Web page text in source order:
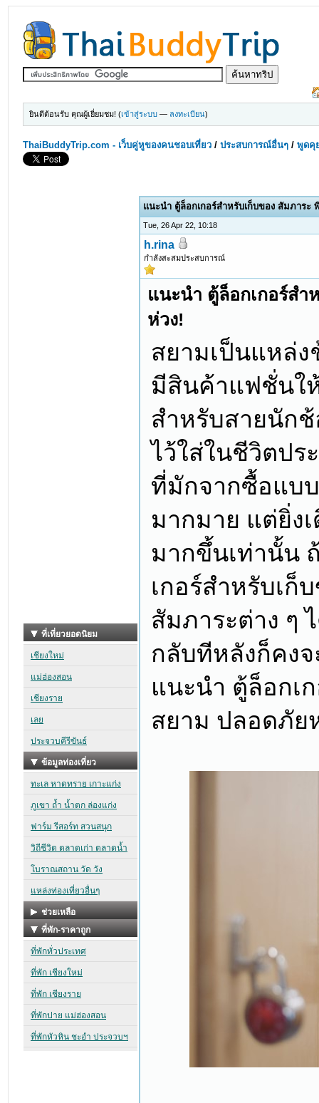
ยินดีต้อนรับ คุณผู้เยี่ยมชม! (เข้าสู่ระบบ — ลงทะเบียน)
ThaiBuddyTrip.com - เว็บคู่หูของคนชอบเที่ยว /ประสบการณ์อื่นๆ /พูดคุ
แนะนำ ตู้ล็อกเกอร์สำหรับเก็บของ สัมภาร
Tue, 26 Apr 22, 10:18
h.rina
กำลังสะสมประสบการณ์
แนะนำ ตู้ล็อกเกอร์ส
ห่วง!
สยามเป็นแหล่
มีสินค้าแฟชั่นใ
สำหรับสายนัก
ไว้ใส่ในชีวิตป
ที่มักจากซื้อแบ
มากมาย แต่ยิ่ง
มากขึ้นเท่านั้น
เกอร์สำหรับเก็
สัมภาระต่าง ๆ
กลับทีหลังก็คง
แนะนำ ตู้ล็อกเ
สยาม ปลอดภัย